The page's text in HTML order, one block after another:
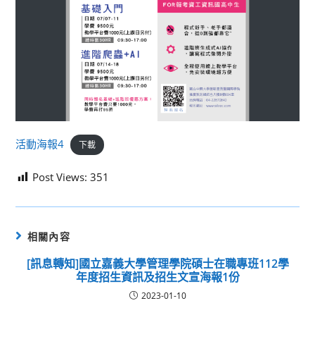
活動海報4 下載
Post Views: 351
相關內容
[訊息轉知]國立嘉義大學管理學院碩士在職專班112學
年度招生資訊及招生文宣海報1份
2023-01-10